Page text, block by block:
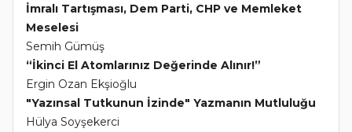
İmralı Tartışması, Dem Parti, CHP ve Memleket
Meselesi
Semih Gümüş
“İkinci El Atomlarınız Değerinde Alınır!”
Ergin Ozan Ekşioğlu
"Yazınsal Tutkunun İzinde" Yazmanın Mutluluğu
Hülya Soyşekerci